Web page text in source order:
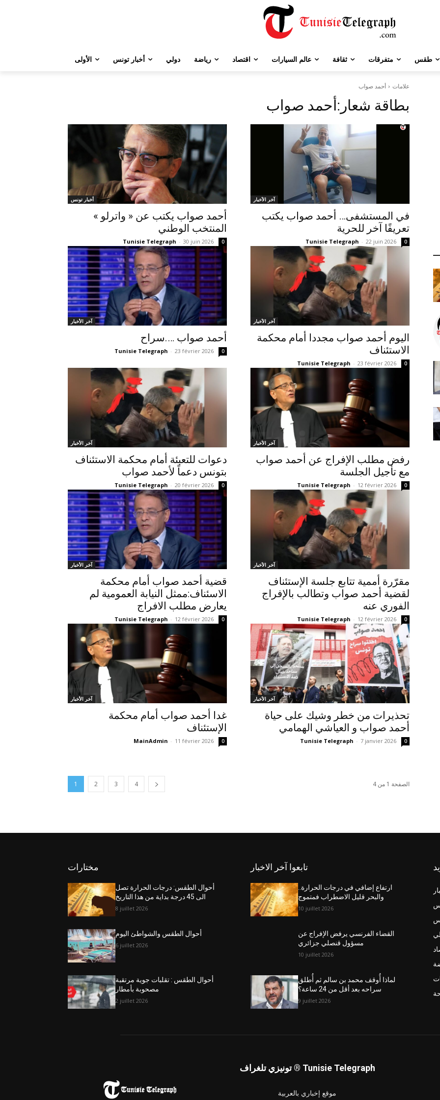
الأولى أخبار تونس دولي رياضة اقتصاد عالم السيارات ثقافة متفرقات طقس
علامات أحمد صواب
بطاقة شعار:أحمد صواب
أخبار تونس
أحمد صواب يكتب عن « واترلو »
المنتخب الوطني
Tunisie Telegraph - 30 juin 2026 0
آخر الأخبار
في المستشفى… أحمد صواب يكتب
تعريفًا آخر للحرية
Tunisie Telegraph - 22 juin 2026 0
آخر الأخبار
أحمد صواب ….سراح
Tunisie Telegraph - 23 février 2026 0
آخر الأخبار
اليوم أحمد صواب مجددا أمام محكمة
الاستئناف
Tunisie Telegraph - 23 février 2026 0
آخر الأخبار
دعوات للتعبئة أمام محكمة الاستئناف
بتونس دعماً لأحمد صواب
Tunisie Telegraph - 20 février 2026 0
آخر الأخبار
رفض مطلب الإفراج عن أحمد صواب
مع تأجيل الجلسة
Tunisie Telegraph - 12 février 2026 0
آخر الأخبار
قضية أحمد صواب أمام محكمة
الاسئناف:ممثل النيابة العمومية لم
يعارض مطلب الافراج
Tunisie Telegraph - 12 février 2026 0
آخر الأخبار
مقرّرة أممية تتابع جلسة الإستئناف
لقضية أحمد صواب وتطالب بالإفراج
الفوري عنه
Tunisie Telegraph - 12 février 2026 0
آخر الأخبار
غدا أحمد صواب أمام محكمة
الإستئناف
MainAdmin - 11 février 2026 0
آخر الأخبار
تحذيرات من خطر وشيك على حياة
أحمد صواب و العياشي الهمامي
Tunisie Telegraph - 7 janvier 2026 0
1 2 3 4 الصفحة 1 من 4
مختارات
أحوال الطقس: درجات الحرارة تصل
الى 45 درجة بداية من هذا التاريخ
8 juillet 2026
أحوال الطقس والشواطئ اليوم
6 juillet 2026
أحوال الطقس : تقلبات جوية مرتقبة
مصحوبة بأمطار
2 juillet 2026
تابعوا آخر الاخبار
ارتفاع إضافي في درجات الحرارة..
والبحر قليل الاضطراب فمتموج
10 juillet 2026
القضاء الفرنسي يرفض الإفراج عن
مسؤول قنصلي جزائري
10 juillet 2026
لماذا أُوقف محمد بن سالم ثم أُطلق
سراحه بعد أقل من 24 ساعة؟
9 juillet 2026
تونيزي تلغراف ® Tunisie Telegraph
موقع إخباري بالعربية